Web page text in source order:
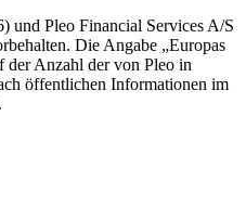
und Pleo Financial Services A/S
Die Angabe „Europas
der Anzahl der von Pleo in
öffentlichen Informationen im